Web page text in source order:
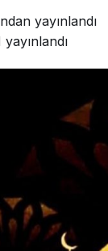
yayınlandı
yayınlandı